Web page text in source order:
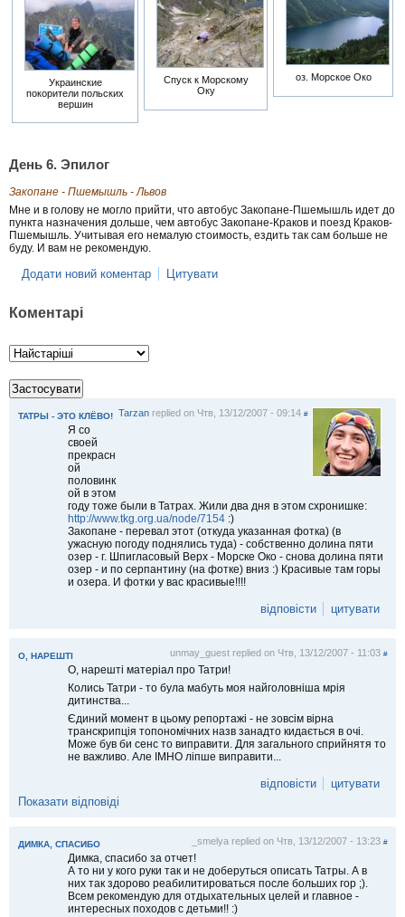
Украинские
покорители польских
вершин
Спуск к Морскому
Оку
оз. Морское Око
День 6. Эпилог
Закопане - Пшемышль - Львов
Мне и в голову не могло прийти, что автобус Закопане-Пшемышль идет до
пункта назначения дольше, чем автобус Закопане-Краков и поезд Краков-
Пшемышль. Учитывая его немалую стоимость, ездить так сам больше не
буду. И вам не рекомендую.
Додати новий коментар Цитувати
Коментарі
ТАТРЫ - ЭТО КЛЁВО! Tarzanreplied on Чтв, 13/12/2007 - 09:14 #
Я со
своей
прекрасн
ой
половинк
ой в этом
году тоже были в Татрах. Жили два дня в этом схронишке:
http://www.tkg.org.ua/node/7154 :)
Закопане - перевал этот (откуда указанная фотка) (в
ужасную погоду поднялись туда) - собственно долина пяти
озер - г. Шпигласовый Верх - Морске Око - снова долина пяти
озер - и по серпантину (на фотке) вниз :) Красивые там горы
и озера. И фотки у вас красивые!!!!
відповісти цитувати
О, НАРЕШТІ unmay_guest replied on Чтв, 13/12/2007 - 11:03 #
О, нарешті матеріал про Татри!
Колись Татри - то була мабуть моя найголовніша мрія
дитинства...
Єдиний момент в цьому репортажі - не зовсім вірна
транскрипція топономічних назв занадто кидається в очі.
Може був би сенс то виправити. Для загального сприйнятя то
не важливо. Але IMHO ліпше виправити...
відповісти
цитувати
Показати відповіді
ДИМКА, СПАСИБО _smelya replied on Чтв, 13/12/2007 - 13:23 #
Димка, спасибо за отчет!
А то ни у кого руки так и не доберуться описать Татры. А в
них так здорово реабилитироваться после больших гор ;).
Всем рекомендую для отдыхательных целей и главное -
интересных походов с детьми!! :)